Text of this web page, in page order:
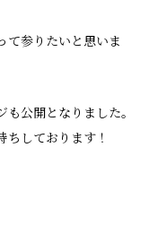
て参りたいと思いま
公開となりました。
しております！